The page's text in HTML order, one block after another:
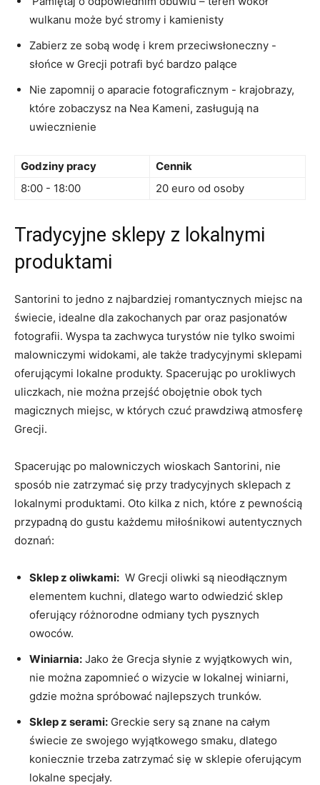
wulkanu ​może być stromy i kamienisty
Zabierz⁤ ze sobą wodę i krem przeciwsłoneczny ​-
słońce w​ Grecji potrafi być bardzo palące
Nie zapomnij ⁤o aparacie fotograficznym -‌ krajobrazy,
które zobaczysz ‌na ⁢Nea Kameni, zasługują na
uwiecznienie
Godziny ⁣pracy
Cennik
8:00 ⁤- 18:00
20 euro ​od⁢ osoby
Tradycyjne sklepy z lokalnymi
produktami
Santorini‍ to jedno z najbardziej romantycznych miejsc na‍
świecie, ⁤idealne dla zakochanych ‌par oraz pasjonatów
fotografii. ‌Wyspa​ ta zachwyca turystów nie tylko swoimi
malowniczymi widokami, ale także tradycyjnymi sklepami
oferującymi lokalne produkty. Spacerując po ‌urokliwych
uliczkach, nie można⁤ przejść obojętnie obok tych
‍magicznych miejsc, w których czuć prawdziwą atmosferę
Grecji.
Spacerując​ po ​malowniczych wioskach‌ Santorini, ⁢nie‌
sposób nie⁣ zatrzymać‍ się przy tradycyjnych sklepach z
lokalnymi ⁣produktami. Oto kilka z nich, które ⁤z pewnością⁣
przypadną do gustu ⁤każdemu miłośnikowi autentycznych
doznań:
Sklep z oliwkami: ⁣ W⁤ Grecji oliwki⁣ są nieodłącznym
elementem kuchni, dlatego⁣ warto odwiedzić sklep⁤
oferujący ⁤różnorodne odmiany tych pysznych
owoców.
Winiarnia: Jako ⁤że Grecja​ słynie⁢ z ⁢wyjątkowych win,
nie można zapomnieć o ‍wizycie w lokalnej winiarni,
⁣gdzie‍ można⁤ spróbować najlepszych trunków.
Sklep z serami: Greckie sery są znane na całym
świecie ze swojego wyjątkowego smaku, dlatego
koniecznie trzeba zatrzymać ⁣się ⁣w sklepie oferującym
lokalne specjały.